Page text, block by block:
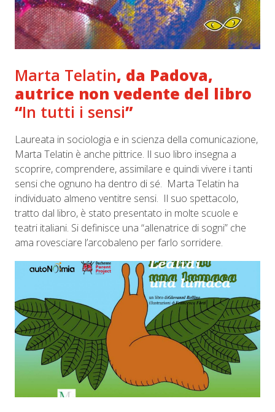
Marta Telatin, da Padova,
autrice non vedente del libro
“In tutti i sensi”
Laureata in sociologia e in scienza della comunicazione,
Marta Telatin è anche pittrice. Il suo libro insegna a
scoprire, comprendere, assimilare e quindi vivere i tanti
sensi che ognuno ha dentro di sé. Marta Telatin ha
individuato almeno ventitre sensi. Il suo spettacolo,
tratto dal libro, è stato presentato in molte scuole e
teatri italiani. Si definisce una “allenatrice di sogni” che
ama rovesciare l’arcobaleno per farlo sorridere.